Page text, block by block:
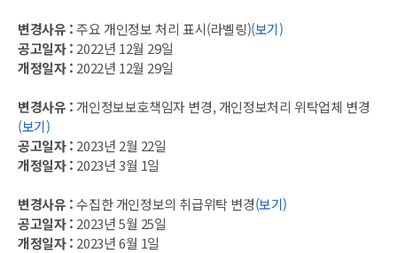
변경사유 :주요 개인정보 처리 표시(라벨링)(보기)
공고일자 : 2022년 12월 29일
개정일자 : 2022년 12월 29일
변경사유 : 개인정보보호책임자 변경, 개인정보처리 위탁업체 변경
(보기)
공고일자 : 2023년 2월 22일
개정일자 : 2023년 3월 1일
변경사유 :수집한 개인정보의 취급위탁 변경(보기)
공고일자 : 2023년 5월 25일
개정일자 : 2023년 6월 1일